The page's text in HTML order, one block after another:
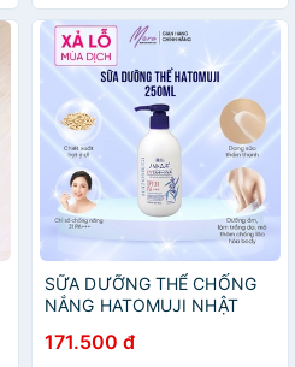
Mới - Wincy Mart
SỮA DƯỠNG THỂ CHỐNG
NẮNG HATOMUJI NHẬT
171.500 đ